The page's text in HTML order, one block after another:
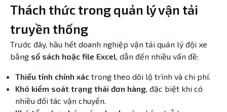
Thách thức trong quản lý vận tải
truyền thống
Trước đây, hầu hết doanh nghiệp vận tải quản lý đội xe
bằng sổ sách hoặc file Excel, dẫn đến nhiều vấn đề:
Thiếu tính chính xác trong theo dõi lộ trình và chi phí.
Khó kiểm soát trạng thái đơn hàng, đặc biệt khi có
nhiều đối tác vận chuyển.